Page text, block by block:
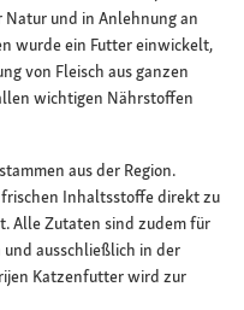
und in Anlehnung an
wurde ein Futter einwickelt,
von Fleisch aus ganzen
wichtigen Nährstoffen
aus der Region.
Inhaltsstoffe direkt zu
Alle Zutaten sind zudem für
ausschließlich in der
Katzenfutter wird zur